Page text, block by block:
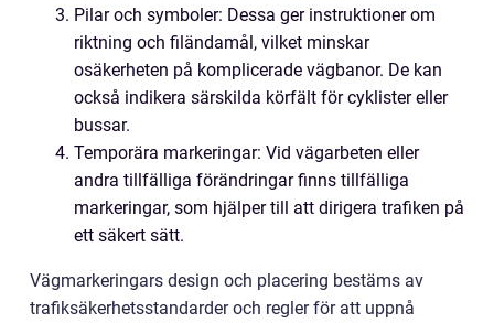
Pilar och symboler: Dessa ger instruktioner om
riktning och filändamål, vilket minskar
osäkerheten på komplicerade vägbanor. De kan
också indikera särskilda körfält för cyklister eller
bussar.
Temporära markeringar: Vid vägarbeten eller
andra tillfälliga förändringar finns tillfälliga
markeringar, som hjälper till att dirigera trafiken på
ett säkert sätt.
Vägmarkeringars design och placering bestäms av
trafiksäkerhetsstandarder och regler för att uppnå